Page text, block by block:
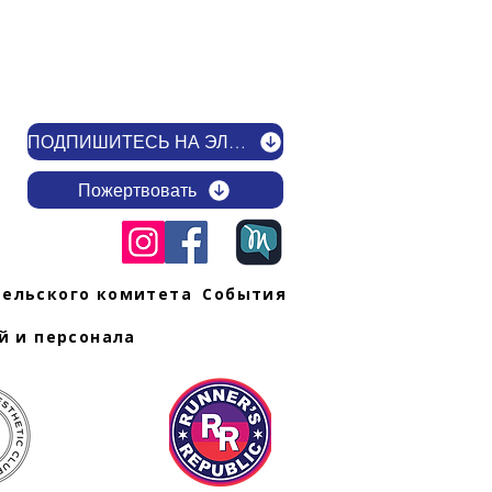
ПОДПИШИТЕСЬ НА ЭЛЕКТРОННУЮ РАССЫЛКУ
Пожертвовать
комитета События
и персонала